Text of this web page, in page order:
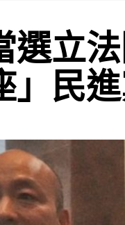
選立
」民